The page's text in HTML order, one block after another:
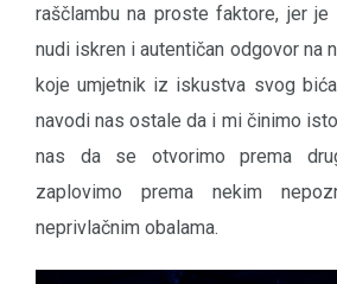
raščlambu na proste faktore, jer
nudi iskren i autentičan odgovor na
koje umjetnik iz iskustva svog
navodi nas ostale da i mi činimo
nas da se otvorimo prema
zaplovimo prema nekim
neprivlačnim obalama.